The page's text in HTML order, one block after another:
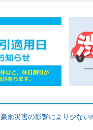
豪雨災害の影響により少な